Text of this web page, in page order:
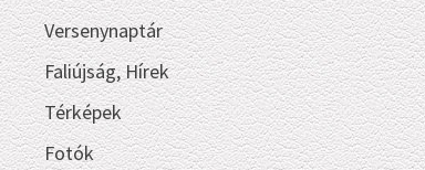
Versenynaptár
Faliújság, Hírek
Térképek
Fotók